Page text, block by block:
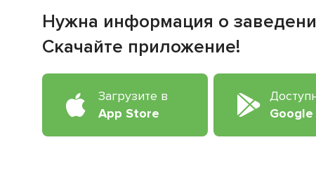
Нужна информация о
Скачайте приложение!
Загрузите в
App Store
Google